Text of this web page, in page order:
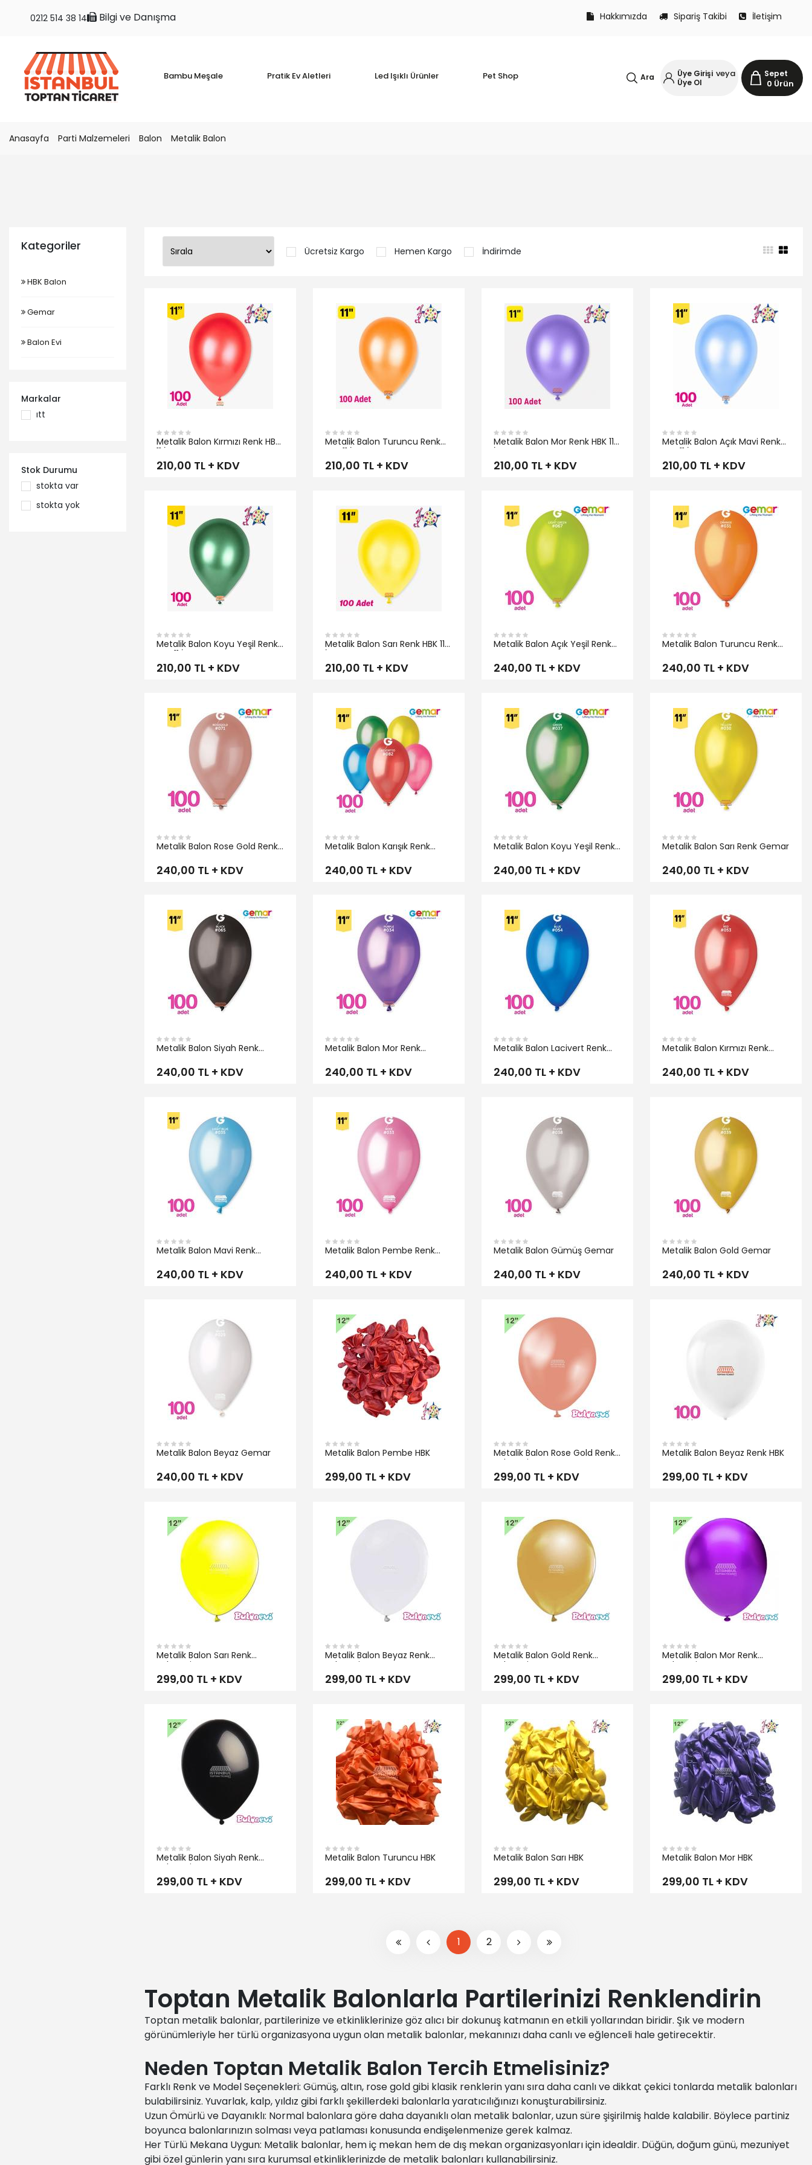
Bilgi ve Danışma
0212 514 38 14 Hakkımızda Sipariş Takibi İletişim
Bambu Meşale Pratik Ev Aletleri Led Işıklı Ürünler Pet Shop Sepet
0 Ürün
Üye Girişi veya
Üye Ol
Ara
Anasayfa Parti Malzemeleri Balon Metalik Balon
Kategoriler
HBK Balon
Gemar
Balon Evi
Markalar
itt
Stok Durumu
stokta var
stokta yok
Ücretsiz Kargo Hemen Kargo İndirimde
Metalik Balon Kırmızı Renk HBK
11 İnç
210,00 TL + KDV
Metalik Balon Turuncu Renk
HBK 11 İnç
210,00 TL + KDV
Metalik Balon Mor Renk HBK 11
İnç
210,00 TL + KDV
Metalik Balon Açık Mavi Renk
HBK 11 İnç
210,00 TL + KDV
Metalik Balon Koyu Yeşil Renk
HBK 11 İnç
210,00 TL + KDV
Metalik Balon Sarı Renk HBK 11
İnç
210,00 TL + KDV
Metalik Balon Açık Yeşil Renk
240,00 TL + KDV
Metalik Balon Turuncu Renk
240,00 TL + KDV
Metalik Balon Rose Gold Renk
240,00 TL + KDV
Metalik Balon Karışık Renk
240,00 TL + KDV
Metalik Balon Koyu Yeşil Renk
240,00 TL + KDV
Metalik Balon Sarı Renk Gemar
240,00 TL + KDV
Metalik Balon Siyah Renk
240,00 TL + KDV
Metalik Balon Mor Renk
240,00 TL + KDV
Metalik Balon Lacivert Renk
240,00 TL + KDV
Metalik Balon Kırmızı Renk
240,00 TL + KDV
Metalik Balon Mavi Renk
240,00 TL + KDV
Metalik Balon Pembe Renk
240,00 TL + KDV
Metalik Balon Gümüş Gemar
240,00 TL + KDV
Metalik Balon Gold Gemar
240,00 TL + KDV
Metalik Balon Beyaz Gemar
240,00 TL + KDV
Metalik Balon Pembe HBK
299,00 TL + KDV
Metalik Balon Rose Gold Renk
Balonevi
299,00 TL + KDV
Metalik Balon Beyaz Renk HBK
299,00 TL + KDV
Metalik Balon Sarı Renk
Balonevi
299,00 TL + KDV
Metalik Balon Beyaz Renk
Balonevi
299,00 TL + KDV
Metalik Balon Gold Renk
Balonevi
299,00 TL + KDV
Metalik Balon Mor Renk
Balonevi
299,00 TL + KDV
Metalik Balon Siyah Renk
Balonevi
299,00 TL + KDV
Metalik Balon Turuncu HBK
299,00 TL + KDV
Metalik Balon Sarı HBK
299,00 TL + KDV
Metalik Balon Mor HBK
299,00 TL + KDV
1 2
Toptan Metalik Balonlarla Partilerinizi Renklendirin
Toptan metalik balonlar, partilerinize ve etkinliklerinize göz alıcı bir dokunuş katmanın en etkili yollarından biridir. Şık ve modern
görünümleriyle her türlü organizasyona uygun olan metalik balonlar, mekanınızı daha canlı ve eğlenceli hale getirecektir.
Neden Toptan Metalik Balon Tercih Etmelisiniz?
Farklı Renk ve Model Seçenekleri: Gümüş, altın, rose gold gibi klasik renklerin yanı sıra daha canlı ve dikkat çekici tonlarda metalik balonları
bulabilirsiniz. Yuvarlak, kalp, yıldız gibi farklı şekillerdeki balonlarla yaratıcılığınızı konuşturabilirsiniz.
Uzun Ömürlü ve Dayanıklı: Normal balonlara göre daha dayanıklı olan metalik balonlar, uzun süre şişirilmiş halde kalabilir. Böylece partiniz
boyunca balonlarınızın solması veya patlaması konusunda endişelenmenize gerek kalmaz.
Her Türlü Mekana Uygun: Metalik balonlar, hem iç mekan hem de dış mekan organizasyonları için idealdir. Düğün, doğum günü, mezuniyet
gibi özel günlerin yanı sıra kurumsal etkinliklerinizde de metalik balonları kullanabilirsiniz.